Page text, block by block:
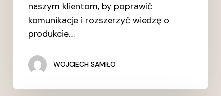
naszym klientom, by poprawić
komunikacje i rozszerzyć wiedzę o
produkcie.…
WOJCIECH SAMIŁO